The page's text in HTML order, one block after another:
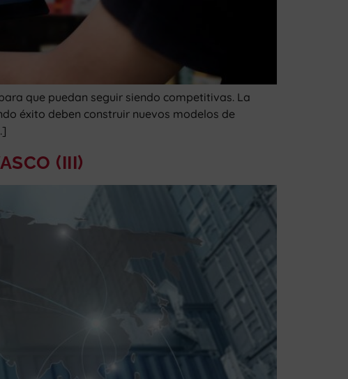
que puedan seguir siendo competitivas. La
éxito deben construir nuevos modelos de
(III)